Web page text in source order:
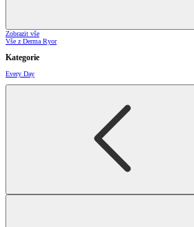
Zobrazit vše
Vše z Derma Ryor
Kategorie
Every Day